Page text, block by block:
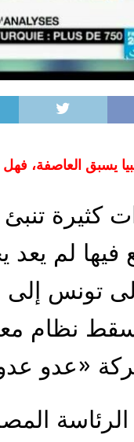
يسبق العاصفة،
كثيرة تنبئ
فيها لم يعد
تونس إلى
نظام
«عدو